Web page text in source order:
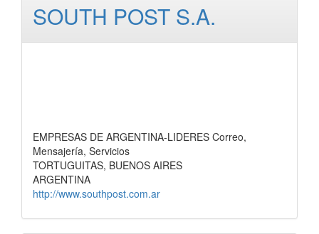
SOUTH POST S.A.
EMPRESAS DE ARGENTINA-LIDERES Correo,
Mensajería, Servicios
TORTUGUITAS, BUENOS AIRES
ARGENTINA
http://www.southpost.com.ar